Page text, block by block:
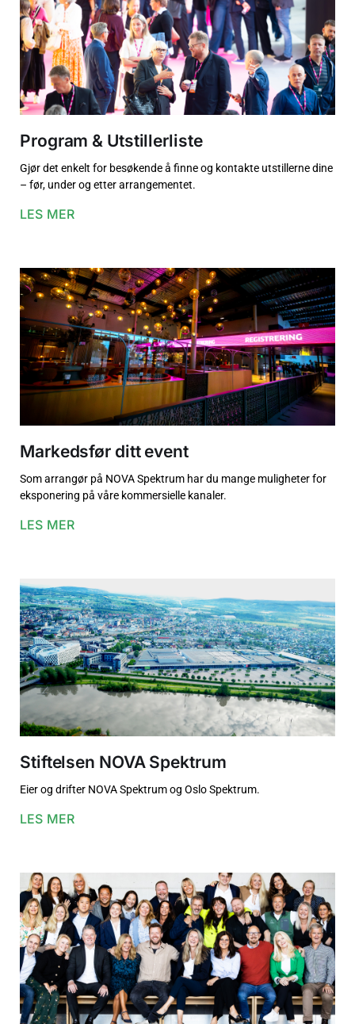
Program & Utstillerliste
Gjør det enkelt for besøkende å finne og kontakte utstillerne dine
– før, under og etter arrangementet.
LES MER
Markedsfør ditt event
Som arrangør på NOVA Spektrum har du mange muligheter for
eksponering på våre kommersielle kanaler.
LES MER
Stiftelsen NOVA Spektrum
Eier og drifter NOVA Spektrum og Oslo Spektrum.
LES MER